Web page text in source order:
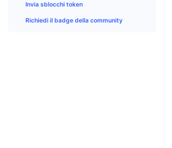
Invia sblocchi token
Richiedi il badge della community